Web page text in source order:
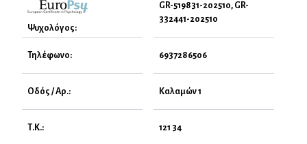
Ψυχολόγος:
GR-519831-202510, GR-
332441-202510
Τηλέφωνο: 6937286506
Οδός / Αρ.: Καλαμών 1
Τ.Κ.: 121 34